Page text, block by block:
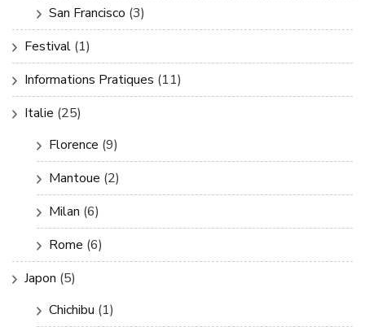
San Francisco (3)
Festival (1)
Informations Pratiques (11)
Italie (25)
Florence (9)
Mantoue (2)
Milan (6)
Rome (6)
Japon (5)
Chichibu (1)